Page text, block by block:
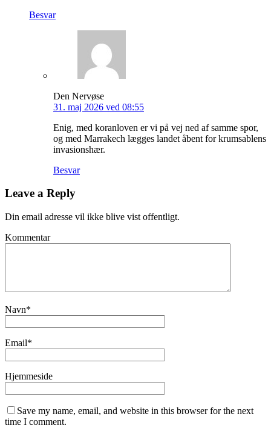
Besvar
Den Nervøse
31. maj 2026 ved 08:55
Enig, med koranloven er vi på vej ned af samme spor,
og med Marrakech lægges landet åbent for krumsablens
invasionshær.
Besvar
Leave a Reply
Din email adresse vil ikke blive vist offentligt.
Kommentar
Navn*
Email*
Hjemmeside
Save my name, email, and website in this browser for the next
time I comment.